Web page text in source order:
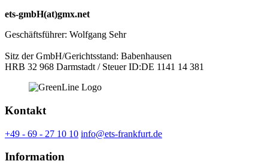
ets-gmbH(at)gmx.net
Geschäftsführer: Wolfgang Sehr
Sitz der GmbH/Gerichtsstand: Babenhausen
HRB 32 968 Darmstadt / Steuer ID:DE 1141 14 381
Kontakt
+49 - 69 - 27 10 10 info@ets-frankfurt.de
Information